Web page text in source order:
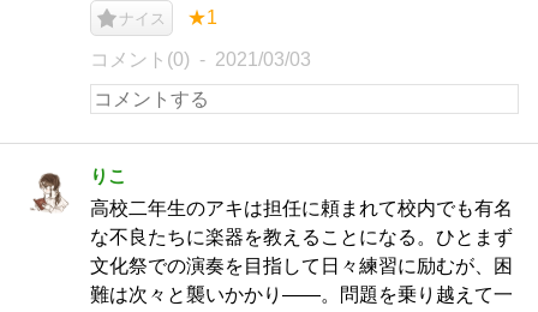
ナイス ★1
コメント(0) 2021/03/03
りこ
高校二年生のアキは担任に頼まれて校内でも有名
な不良たちに楽器を教えることになる。ひとまず
文化祭での演奏を目指して日々練習に励むが、困
難は次々と襲いかかり――。問題を乗り越えて一